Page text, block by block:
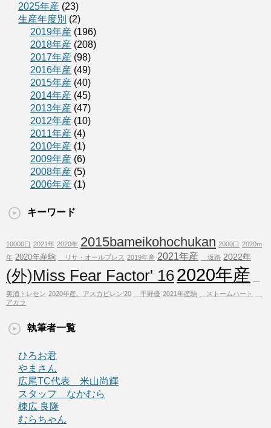
2025年産 (23)
生産年度別 (2)
2019年産 (196)
2018年産 (208)
2017年産 (98)
2016年産 (49)
2015年産 (40)
2014年産 (45)
2013年産 (47)
2012年産 (10)
2011年産 (4)
2010年産 (1)
2009年産 (6)
2008年産 (5)
2006年産 (1)
キーワード
10000口 2021年 2020年 2015bameikohochukan 2000口 2020m
年 2020年産駒 リサ・オールプレス 2019年産 2021年産 坂路 2022年
(外)Miss Fear Factor' 162020年産
美浦トレセン 2020年産、アスカビレン'20 平野優 2021年産駒
ストームハート
アカラ
執筆者一覧
ひろお君
やまさん
広尾TC代表 米山尚輝
スタッフ なかむら
棟広 良隆
むらちゃん